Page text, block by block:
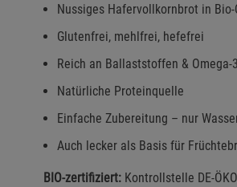
Nussiges Hafervollkornbrot in
Glutenfrei, mehlfrei, hefefrei
Reich an Ballaststoffen & Omega-
Natürliche Proteinquelle
Einfache Zubereitung – nur
Auch lecker als Basis für
BIO-zertifiziert: Kontrollstelle DE-